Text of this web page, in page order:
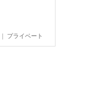
プライベート